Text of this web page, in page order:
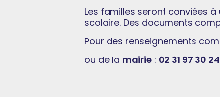
Les familles seront conviées
scolaire. Des documents
Pour des renseignements
ou de la mairie : 02 31 97 30 24